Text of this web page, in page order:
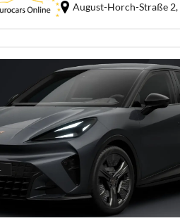
August-Horch-Straße 2,